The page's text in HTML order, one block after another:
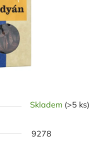
Skladem (>5 ks)
9278